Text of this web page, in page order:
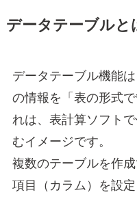
データテーブルと
データテーブル機能
の情報を「表の形式
れは、表計算ソフト
むイメージです。
複数のテーブルを作
項目（カラム）を設